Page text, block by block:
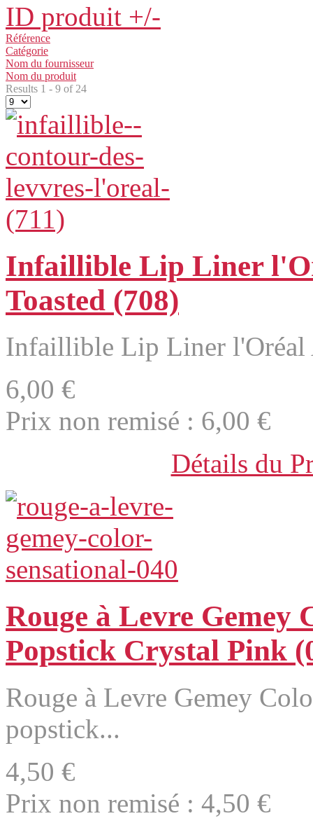
ID produit +/-
Référence
Catégorie
Nom du fournisseur
Nom du produit
Results 1 - 9 of 24
Infaillible Lip Liner
Toasted (708)
Infaillible Lip Liner l'Oréal
6,00 €
Prix non remisé : 6,00 €
Détails du
Rouge à Levre Gemey
Popstick Crystal Pink
Rouge à Levre Gemey
popstick...
4,50 €
Prix non remisé : 4,50 €